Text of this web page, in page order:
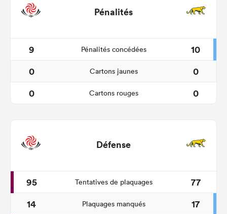
Pénalités
9 Pénalités concédées
10
0
Cartons jaunes
0
0
Cartons rouges 0
Défense
95 Tentatives de plaquages
77
14
Plaquages manqués
17